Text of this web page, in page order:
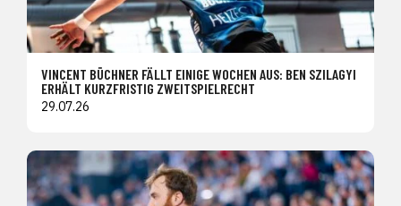
VINCENT BÜCHNER FÄLLT EINIGE WOCHEN AUS: BEN SZILAGYI
ERHÄLT KURZFRISTIG ZWEITSPIELRECHT
29.07.26